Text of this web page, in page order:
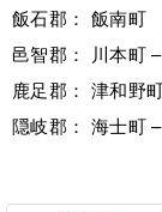
飯石郡： 飯南町
邑智郡： 川本町
鹿足郡： 津和野
隠岐郡： 海士町